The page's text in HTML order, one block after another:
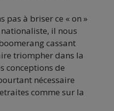
pas à briser ce « on »
il nous
cassant
triompher dans la
conceptions de
nécessaire
comme sur la